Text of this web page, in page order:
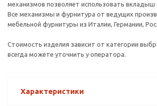
механизмов позволяет использовать
Все механизмы и фурнитура от ведущих
мебельной фурнитуры из Италии, Германии,
Стоимость изделия зависит от категории
всегда можете уточнить у оператора.
Характеристики